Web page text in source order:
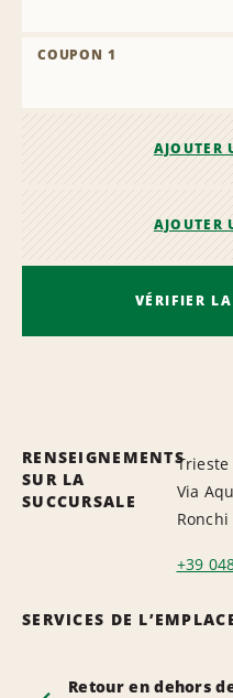
COUPON 1
AJOUTER
AJOUTER
VÉRIFIER
RENSEIGNEMENTS
SUR LA
SUCCURSALE
Via
+39
SERVICES DE
Retour en dehors